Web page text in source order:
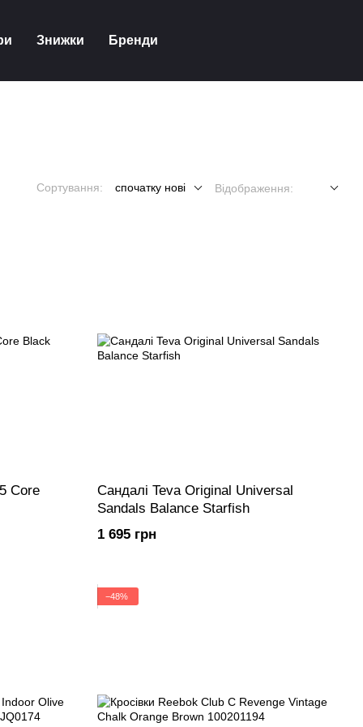
Знижки Бренди
Сортування: спочатку нові Відображення:
Core
Сандалі Teva Original Universal
Sandals Balance Starfish
1 695 грн
−48%